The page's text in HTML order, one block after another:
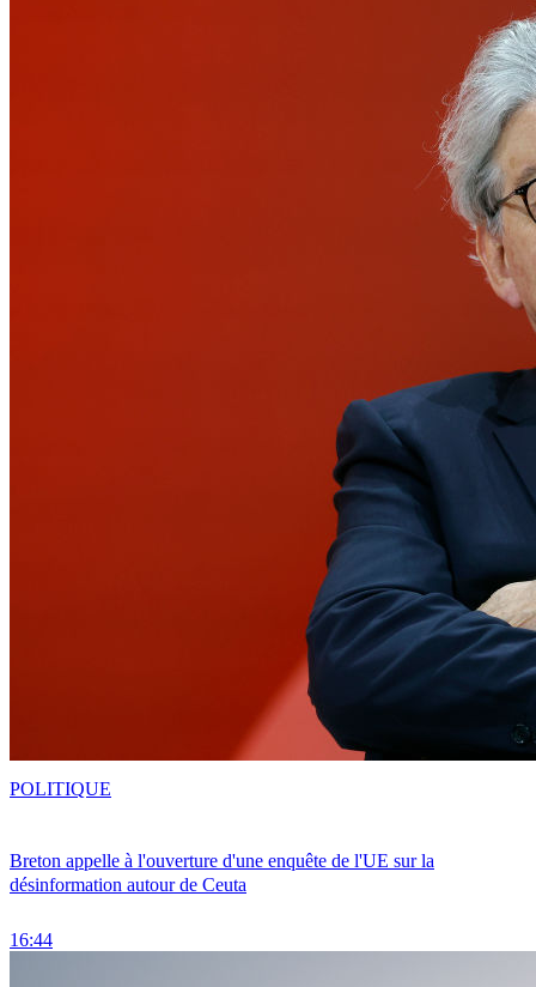
Breton appelle à l'ouverture d'une enquête de l'UE sur la
désinformation autour de Ceuta
16:44
POLITIQUE